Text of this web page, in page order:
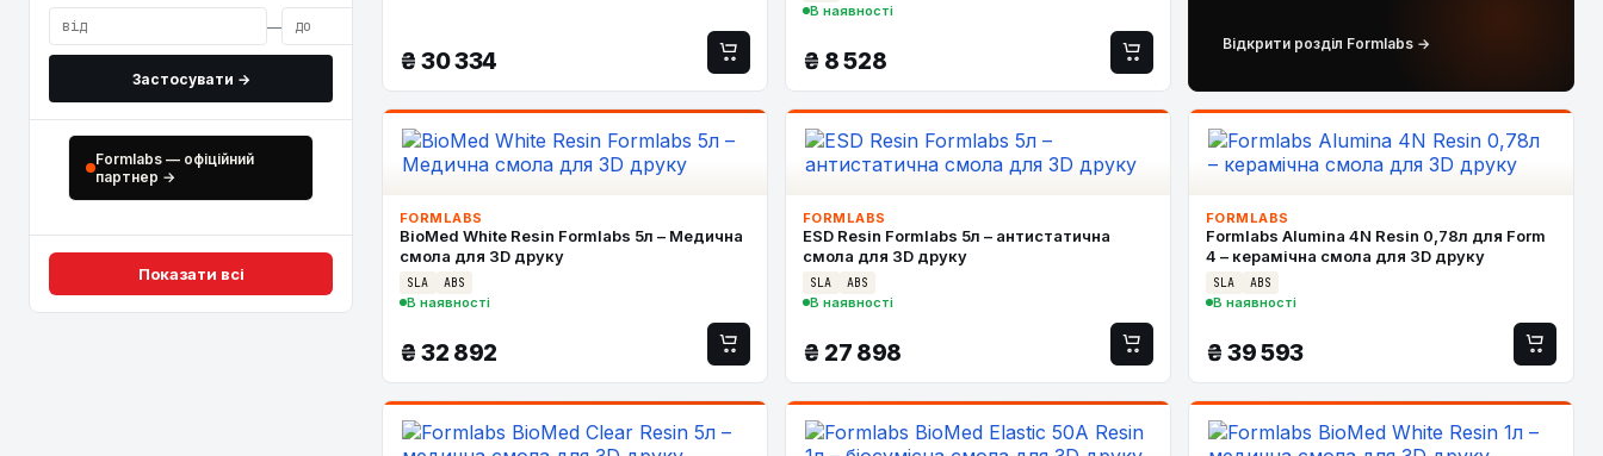
—
Застосувати →
Formlabs — офіційний
партнер →
Показати всі
₴ 30 334
В наявності
₴ 8 528
Відкрити розділ Formlabs →
FORMLABS
BioMed White Resin Formlabs 5л – Медична
смола для 3D друку
SLA ABS
В наявності
₴ 32 892
FORMLABS
ESD Resin Formlabs 5л – антистатична
смола для 3D друку
SLA ABS
В наявності
₴ 27 898
FORMLABS
Formlabs Alumina 4N Resin 0,78л для Form
4 – керамічна смола для 3D друку
SLA ABS
В наявності
₴ 39 593